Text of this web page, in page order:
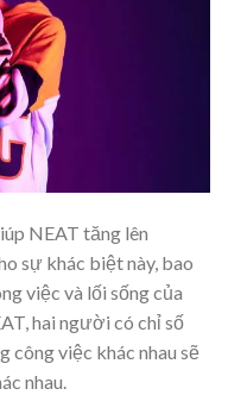
NEAT tăng lên
sự khác biệt này, bao
việc và lối sống của
hai người có chỉ số
công việc khác nhau sẽ
nhau.